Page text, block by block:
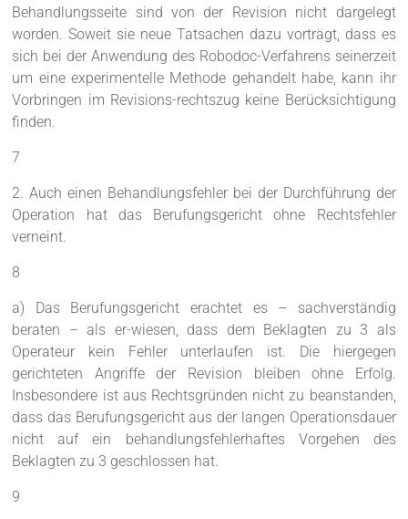
Behandlungsseite sind von der Revision nicht dargelegt
worden. Soweit sie neue Tatsachen dazu vorträgt, dass es
sich bei der Anwendung des Robodoc-Verfahrens seinerzeit
um eine experimentelle Methode gehandelt habe, kann ihr
Vorbringen im Revisions-rechtszug keine Berücksichtigung
finden.
7
2. Auch einen Behandlungsfehler bei der Durchführung der
Operation hat das Berufungsgericht ohne Rechtsfehler
verneint.
8
a) Das Berufungsgericht erachtet es – sachverständig
beraten – als er-wiesen, dass dem Beklagten zu 3 als
Operateur kein Fehler unterlaufen ist. Die hiergegen
gerichteten Angriffe der Revision bleiben ohne Erfolg.
Insbesondere ist aus Rechtsgründen nicht zu beanstanden,
dass das Berufungsgericht aus der langen Operationsdauer
nicht auf ein behandlungsfehlerhaftes Vorgehen des
Beklagten zu 3 geschlossen hat.
9